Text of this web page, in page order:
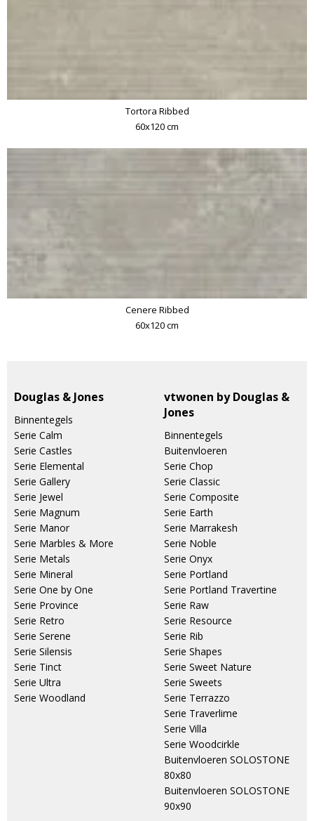
Tortora Ribbed
60x120 cm
Cenere Ribbed
60x120 cm
Douglas & Jones
Binnentegels
Serie Calm
Serie Castles
Serie Elemental
Serie Gallery
Serie Jewel
Serie Magnum
Serie Manor
Serie Marbles & More
Serie Metals
Serie Mineral
Serie One by One
Serie Province
Serie Retro
Serie Serene
Serie Silensis
Serie Tinct
Serie Ultra
Serie Woodland
vtwonen by Douglas &
Jones
Binnentegels
Buitenvloeren
Serie Chop
Serie Classic
Serie Composite
Serie Earth
Serie Marrakesh
Serie Noble
Serie Onyx
Serie Portland
Serie Portland Travertine
Serie Raw
Serie Resource
Serie Rib
Serie Shapes
Serie Sweet Nature
Serie Sweets
Serie Terrazzo
Serie Traverlime
Serie Villa
Serie Woodcirkle
Buitenvloeren SOLOSTONE
80x80
Buitenvloeren SOLOSTONE
90x90